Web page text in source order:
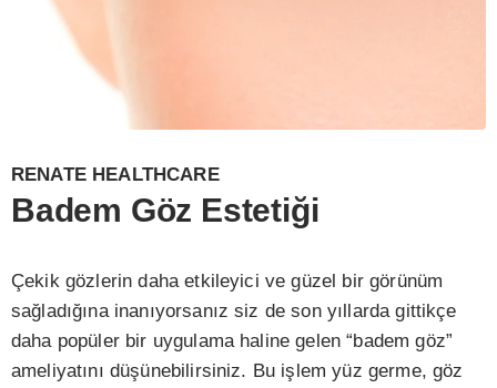
RENATE HEALTHCARE
Badem Göz Estetiği
Çekik gözlerin daha etkileyici ve güzel bir görünüm
sağladığına inanıyorsanız siz de son yıllarda gittikçe
daha popüler bir uygulama haline gelen “badem göz”
ameliyatını düşünebilirsiniz. Bu işlem yüz germe, göz